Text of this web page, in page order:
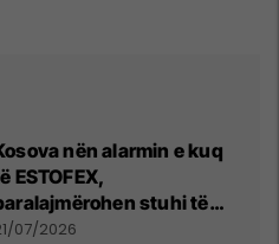
nën alarmin e kuq
ESTOFEX,
stuhi të
me breshër dhe
07/2026